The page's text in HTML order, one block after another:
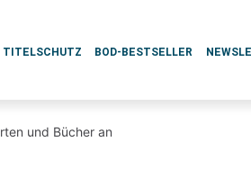
TITELSCHUTZ BOD-BESTSELLER
und Bücher an